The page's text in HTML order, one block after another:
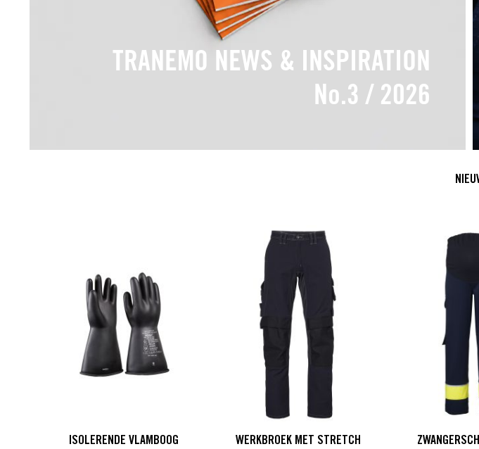
TRANEMO NEWS & INSPIRATION
No.3 / 2026
ISOLERENDE VLAMBOOG
WERKBROEK MET STRETCH